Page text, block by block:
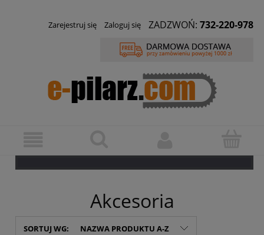
Zarejestruj się Zaloguj się ZADZWOŃ: 732-220-978
Akcesoria
SORTUJ WG: NAZWA PRODUKTU A-Z